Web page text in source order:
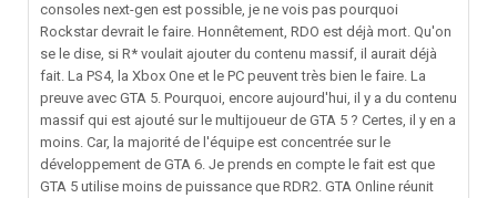
consoles next-gen est possible, je ne vois pas pourquoi
Rockstar devrait le faire. Honnêtement, RDO est déjà mort. Qu'on
se le dise, si R* voulait ajouter du contenu massif, il aurait déjà
fait. La PS4, la Xbox One et le PC peuvent très bien le faire. La
preuve avec GTA 5. Pourquoi, encore aujourd'hui, il y a du contenu
massif qui est ajouté sur le multijoueur de GTA 5 ? Certes, il y en a
moins. Car, la majorité de l'équipe est concentrée sur le
développement de GTA 6. Je prends en compte le fait est que
GTA 5 utilise moins de puissance que RDR2. GTA Online réunit